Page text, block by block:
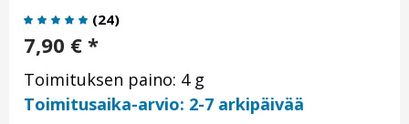
(24)
7,90 € *
Toimituksen paino: 4 g
Toimitusaika-arvio: 2-7 arkipäivää